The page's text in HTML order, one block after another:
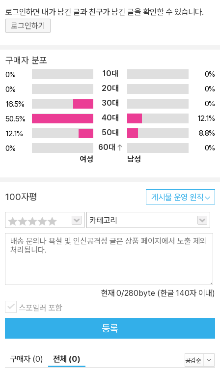
로그인하면 내가 남긴 글과 친구가 남긴 글을 확인할 수 있습니다.
로그인하기
구매자 분포
0% 10대
0%
0%
20대
0%
16.5%
30대
0%
50.5%
40대
12.1%
12.1%
50대
8.8%
0%
60대
0%
여성
남성
100자평 게시물 운영 원칙
카테고리
현재 0/280byte (한글 140자 이내)
스포일러 포함
등록
구매자 (0) 전체 (0)